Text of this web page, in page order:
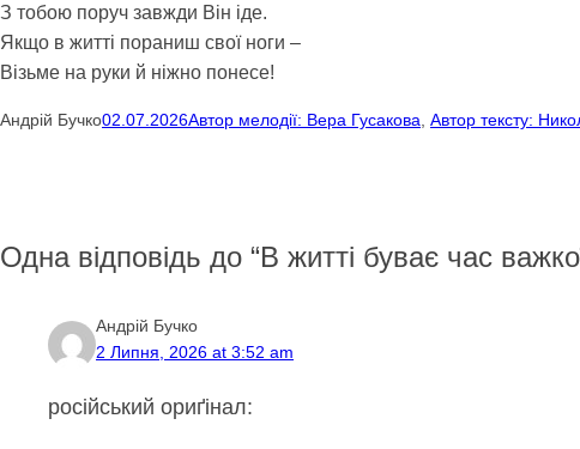
З тобою поруч завжди Він іде.
Якщо в житті пораниш свої ноги –
Візьме на руки й ніжно понесе!
Андрій Бучко02.07.2026Автор мелодії: Вера Гусакова Автор тексту:
Одна відповідь до “В житті буває час
Андрій Бучко
2 Липня, 2026 at 3:52 am
російський ориґінал: